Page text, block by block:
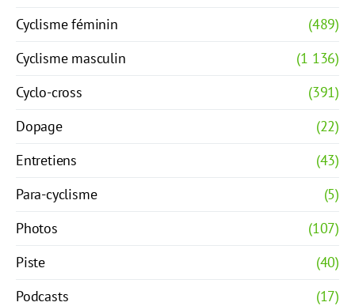
Cyclisme féminin
(489)
Cyclisme masculin
(1 136)
Cyclo-cross
(391)
Dopage
(22)
Entretiens
(43)
Para-cyclisme
(5)
Photos
(107)
Piste
(40)
Podcasts
(17)